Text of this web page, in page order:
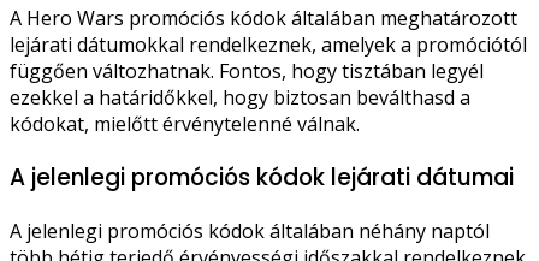
A Hero Wars promóciós kódok általában meghatározott
lejárati dátumokkal rendelkeznek, amelyek a promóciótól
függően változhatnak. Fontos, hogy tisztában legyél
ezekkel a határidőkkel, hogy biztosan beválthasd a
kódokat, mielőtt érvénytelenné válnak.
A jelenlegi promóciós kódok lejárati dátumai
A jelenlegi promóciós kódok általában néhány naptól